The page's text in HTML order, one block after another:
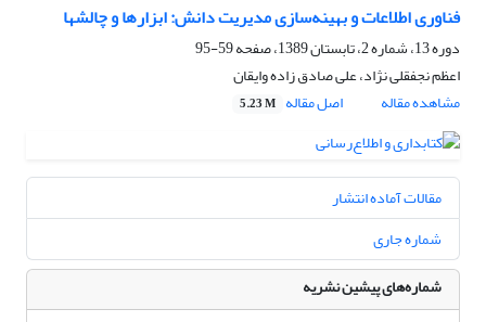
فناوری اطلاعات و بهینه‌سازی مدیریت دانش: ابزارها و چالشها
دوره 13، شماره 2، تابستان 1389، صفحه
59-95
اعظم نجفقلی نژاد، علی صادق زاده وایقان
مشاهده مقاله
اصل مقاله 5.23 M
مقالات آماده انتشار
شماره جاری
شماره‌های پیشین نشریه